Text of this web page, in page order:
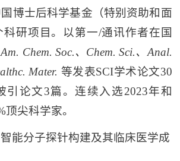
博士后科学基金（特别资助和面
科研项目。以第一/通讯作者在国
Chem. Soc.、 Chem. Sci.、 Anal.
Mater. 等发表SCI学术论文30
引论文3篇。连续入选2023年和
顶尖科学家。
智能分子探针构建及其临床医学成